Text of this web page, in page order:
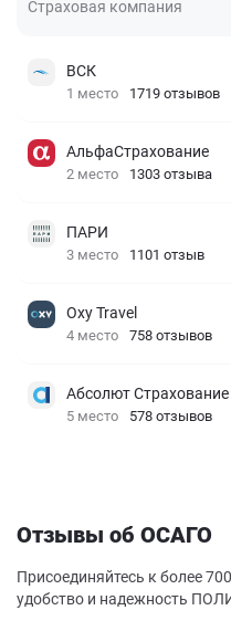
Страховая компания
ВСК
1 место 1719 отзывов
АльфаСтрахование
2 место 1303 отзыва
ПАРИ
3 место 1101 отзыв
Oxy Travel
4 место 758 отзывов
Абсолют Страхование
5 место 578 отзывов
Отзывы об ОСАГО
Присоединяйтесь к более
удобство и надежность